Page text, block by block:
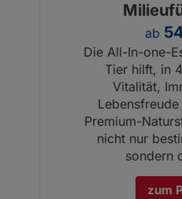
ab
Die All-­In-­one-­
Tier hilft, in
Vitalität,
Premium-
nicht nur
sondern
zum